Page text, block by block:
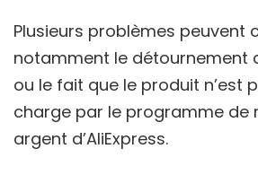
Plusieurs problèmes peuvent
notamment le détournement
ou le fait que le produit n’est
charge par le programme de
argent d’AliExpress.